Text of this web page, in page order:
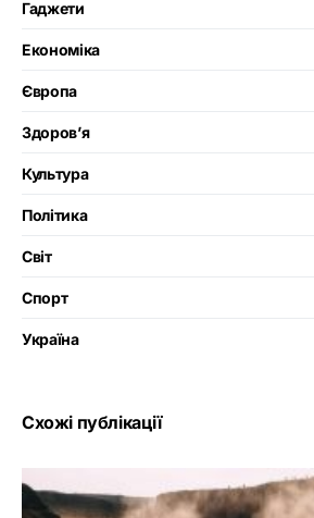
Гаджети
Економіка
Європа
Здоров’я
Культура
Політика
Світ
Спорт
Україна
Схожі публікації